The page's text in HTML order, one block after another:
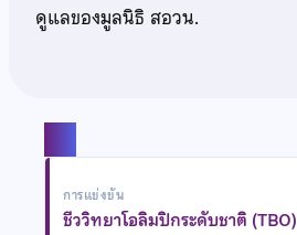
ดูแลของมูลนิธิ สอวน.
การแข่งขัน
ชีววิทยาโอลิมปิกระดับชาติ (TBO)